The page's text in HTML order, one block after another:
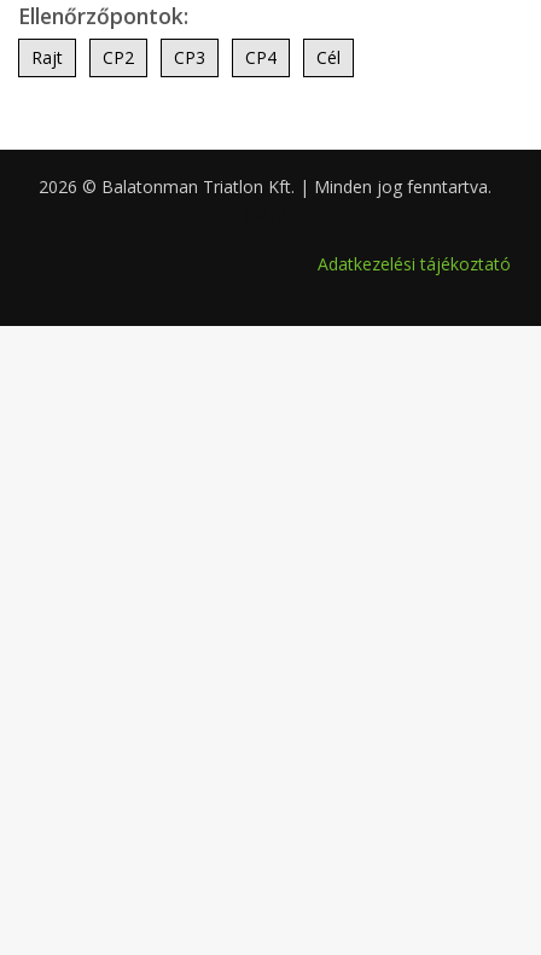
Ellenőrzőpontok:
Rajt CP2 CP3 CP4 Cél
2026 © Balatonman Triatlon Kft. | Minden jog fenntartva.
Adatkezelési tájékoztató